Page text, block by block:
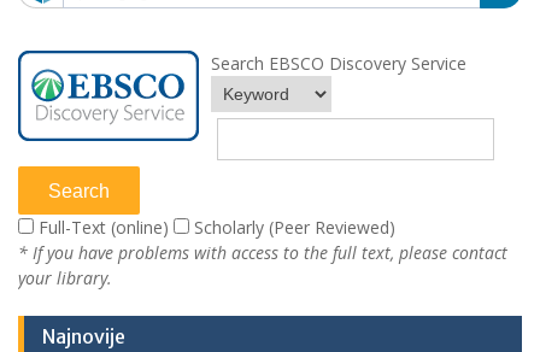
Search EBSCO Discovery Service
Full-Text (online)
Scholarly (Peer Reviewed)
* If you have problems with access to the full text, please contact
your library.
Najnovije